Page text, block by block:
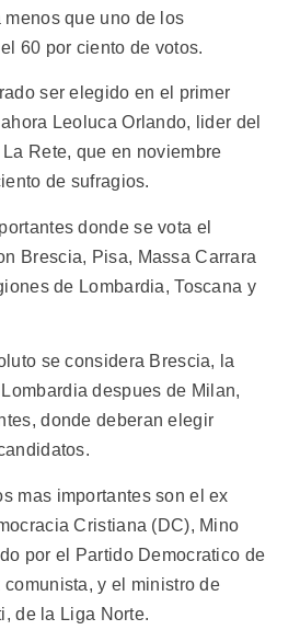
que uno de los
60 por ciento de votos.
ser elegido en el primer
Leoluca Orlando, lider del
Rete, que en noviembre
de sufragios.
donde se vota el
Brescia, Pisa, Massa Carrara
de Lombardia, Toscana y
se considera Brescia, la
despues de Milan,
donde deberan elegir
mas importantes son el ex
Cristiana (DC), Mino
por el Partido Democratico de
comunista, y el ministro de
de la Liga Norte.